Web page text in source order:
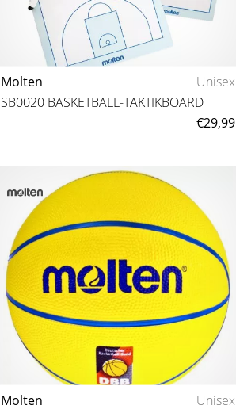
Molten
Unisex
SB0020 BASKETBALL-TAKTIKBOARD
€29,99
Molten
Unisex